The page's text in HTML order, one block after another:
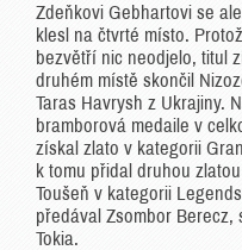
Zdeňkovi Gebhartovi se
klesl na čtvrté místo.
bezvětří nic neodjelo, titul
druhém místě skončil
Taras Havrysh z Ukrajiny.
bramborová medaile v
získal zlato v kategorii
k tomu přidal druhou
Toušeň v kategorii
předával Zsombor Berecz,
Tokia.